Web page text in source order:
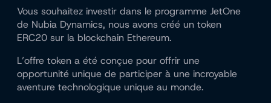
Vous souhaitez investir dans le programme JetOne
de Nubia Dynamics, nous avons créé un token
ERC20 sur la blockchain Ethereum.
L’offre token a été conçue pour offrir une
opportunité unique de participer à une incroyable
aventure technologique unique au monde.